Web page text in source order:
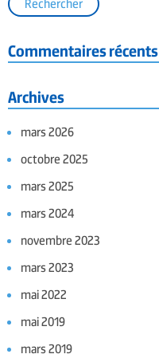
Commentaires récents
Archives
mars 2026
octobre 2025
mars 2025
mars 2024
novembre 2023
mars 2023
mai 2022
mai 2019
mars 2019